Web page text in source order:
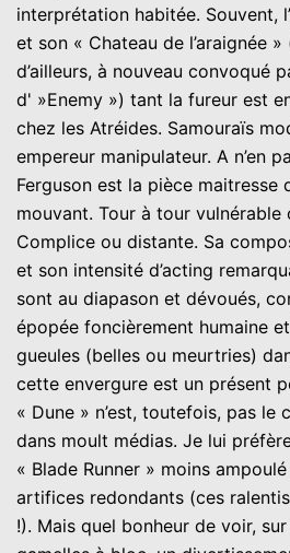
interprétation habitée. Souvent,
et son « Chateau de l’araignée »
d’ailleurs, à nouveau convoqué
d' »Enemy ») tant la fureur est
chez les Atréides. Samouraïs
empereur manipulateur. A n’en
Ferguson est la pièce maitresse
mouvant. Tour à tour vulnérable
Complice ou distante. Sa
et son intensité d’acting
sont au diapason et dévoués,
épopée foncièrement humaine
gueules (belles ou meurtries)
cette envergure est un présent
« Dune » n’est, toutefois, pas le
dans moult médias. Je lui
« Blade Runner » moins
artifices redondants (ces
!). Mais quel bonheur de voir,